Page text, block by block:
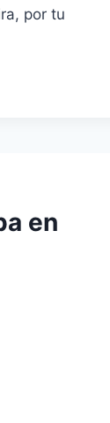
por tu
en